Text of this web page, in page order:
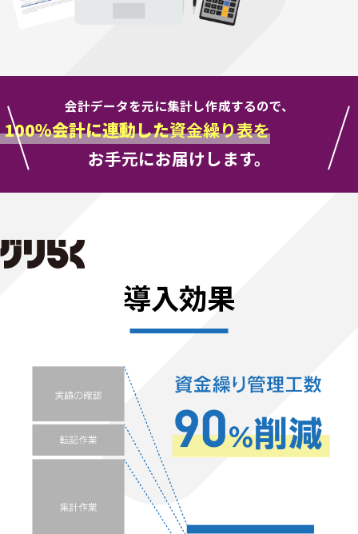
会計データを元に集計し作成するので、
100％会計に連動した資金繰り表を
お手元にお届けします。
導入効果